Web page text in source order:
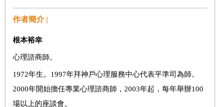
作者簡介 |
根本裕幸
心理諮商師。
1972年生。 1997年拜神戶心理服務中心代表平準司為師。
2000年開始擔任專業心理諮商師， 2003年起，每年舉辦100
場以上的座談會。